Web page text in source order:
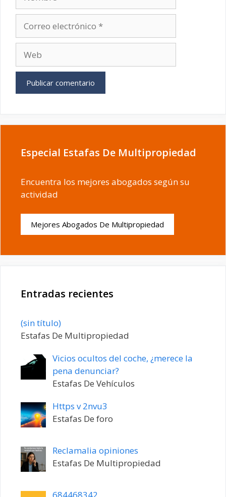
electrónico
Especial Estafas De Multipropiedad
Encuentra los mejores abogados según su
actividad
Mejores Abogados De Multipropiedad
Entradas recientes
(sin título)Entrada
20198
Estafas De Multipropiedad
Vicios ocultos del coche, ¿merece la
pena denunciar?
Estafas De Vehículos
Https v 2nvu3
Estafas De foro
Reclamalia opiniones
Estafas De Multipropiedad
684468342